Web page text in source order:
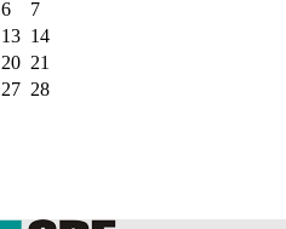
6
7
13 14
20 21
27 28